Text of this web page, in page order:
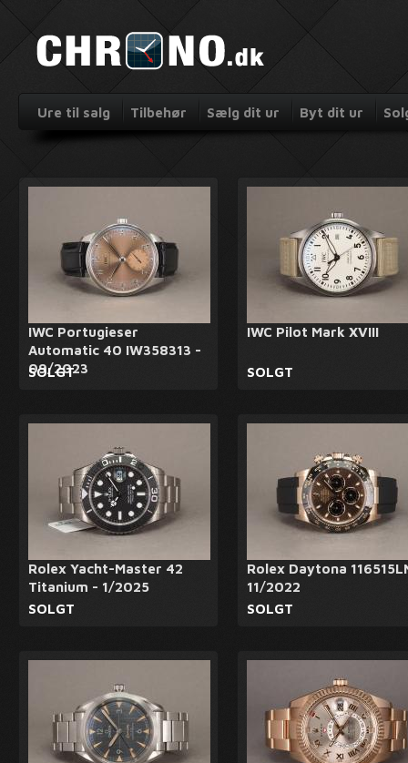
Ure til salg Tilbehør Sælg dit ur Byt dit ur
IWC Portugieser
Automatic 40 IW358313 -
09/2023
SOLGT
IWC Pilot Mark XVIII
SOLGT
Rolex Yacht-Master 42
Titanium - 1/2025
SOLGT
Rolex Daytona
11/2022
SOLGT